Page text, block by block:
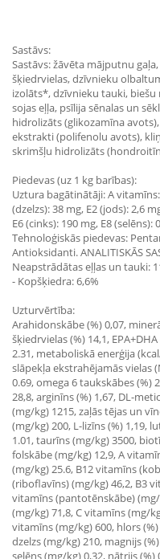
Sastāvs:
Sastāvs: žāvēta mājputnu
šķiedrvielas, dzīvnieku
izolāts*, dzīvnieku tauki, biešu
sojas eļļa, psīlija sēnalas un
hidrolizāts (glikozamīna
ekstrakti (polifenolu avots),
skrimšļu hidrolizāts
Piedevas (uz 1 kg barības):
Uztura bagātinātāji: A
(dzelzs): 38 mg, E2 (jods): 2,6
E6 (cinks): 190 mg, E8
Tehnoloģiskās piedevas:
Antioksidanti. ANALITISKĀS
Neapstrādātas eļļas un tauki:
- Kopšķiedra: 6,6%
Uzturvērtība:
Arahidonskābe (%) 0,07,
šķiedrvielas (%) 14,1,
2.31, metaboliskā enerģija
slāpekļa ekstrahējamās vielas
0.69, omega 6 taukskābes (%)
28,8, arginīns (%) 1,67, DL-
(mg/kg) 1215, zaļās tējas un
(mg/kg) 200, L-lizīns (%) 1,19,
1.01, taurīns (mg/kg) 3500,
folskābe (mg/kg) 12,9, A
(mg/kg) 25.6, B12 vitamīns
(riboflavīns) (mg/kg) 46,2, B3
vitamīns (pantotēnskābe)
(mg/kg) 71,8, C vitamīns (mg/
vitamīns (mg/kg) 600, hlors
dzelzs (mg/kg) 210, magnijs
selēns (mg/kg) 0,32, nātrijs (%)